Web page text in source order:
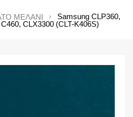
ΜΕΛΑΝΙ
Samsung CLP360,
CLX3300 (CLT-K406S)